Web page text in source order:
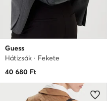
Guess
Hátizsák · Fekete
40 680 Ft